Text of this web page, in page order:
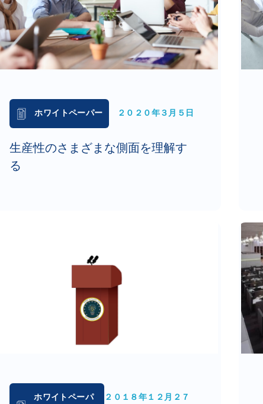
ホワイトペーパー ２０２０年３月５日
生産性のさまざまな側面を理解す
る
ホワイトペーパ
２０１８年１２月２７